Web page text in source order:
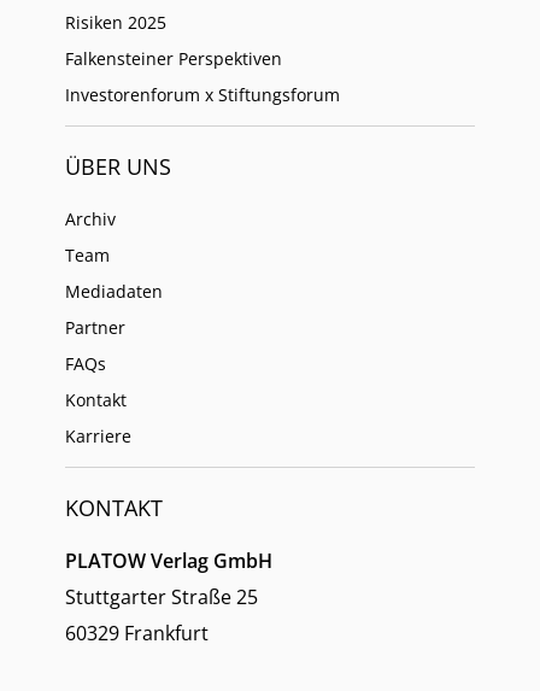
Risiken 2025
Falkensteiner Perspektiven
Investorenforum x Stiftungsforum
ÜBER UNS
Archiv
Team
Mediadaten
Partner
FAQs
Kontakt
Karriere
KONTAKT
PLATOW Verlag GmbH
Stuttgarter Straße 25
60329 Frankfurt